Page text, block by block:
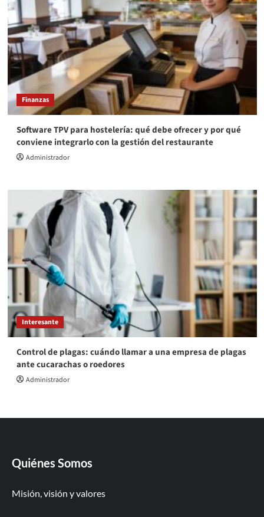
Finanzas
Software TPV para hostelería: qué debe ofrecer y por qué
conviene integrarlo con la gestión del restaurante
Administrador
Interesante
Control de plagas: cuándo llamar a una empresa de plagas
ante cucarachas o roedores
Administrador
Quiénes Somos
Misión, visión y valores